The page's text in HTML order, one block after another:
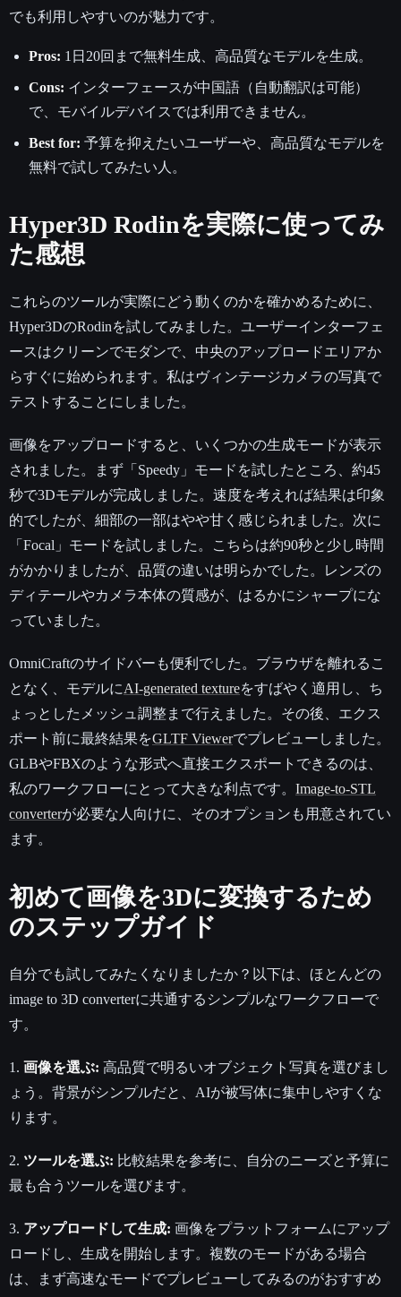
でも利用しやすいのが魅力です。
Pros: 1日20回まで無料生成、高品質なモデルを生成。
Cons: インターフェースが中国語（自動翻訳は可能）
で、モバイルデバイスでは利用できません。
Best for: 予算を抑えたいユーザーや、高品質なモデルを
無料で試してみたい人。
Hyper3D Rodinを実際に使ってみ
た感想
これらのツールが実際にどう動くのかを確かめるために、
Hyper3DのRodinを試してみました。ユーザーインターフェ
ースはクリーンでモダンで、中央のアップロードエリアか
らすぐに始められます。私はヴィンテージカメラの写真で
テストすることにしました。
画像をアップロードすると、いくつかの生成モードが表示
されました。まず「Speedy」モードを試したところ、約45
秒で3Dモデルが完成しました。速度を考えれば結果は印象
的でしたが、細部の一部はやや甘く感じられました。次に
「Focal」モードを試しました。こちらは約90秒と少し時間
がかかりましたが、品質の違いは明らかでした。レンズの
ディテールやカメラ本体の質感が、はるかにシャープにな
っていました。
OmniCraftのサイドバーも便利でした。ブラウザを離れるこ
となく、モデルにAI-generated textureをすばやく適用し、ち
ょっとしたメッシュ調整まで行えました。その後、エクス
ポート前に最終結果をGLTF Viewerでプレビューしました。
GLBやFBXのような形式へ直接エクスポートできるのは、
私のワークフローにとって大きな利点です。 Image-to-STL
converterが必要な人向けに、そのオプションも用意されてい
ます。
初めて画像を3Dに変換するため
のステップガイド
自分でも試してみたくなりましたか？以下は、ほとんどの
image to 3D converterに共通するシンプルなワークフローで
す。
1. 画像を選ぶ: 高品質で明るいオブジェクト写真を選びまし
ょう。背景がシンプルだと、AIが被写体に集中しやすくな
ります。
2. ツールを選ぶ: 比較結果を参考に、自分のニーズと予算に
最も合うツールを選びます。
3. アップロードして生成: 画像をプラットフォームにアップ
ロードし、生成を開始します。複数のモードがある場合
は、まず高速なモードでプレビューしてみるのがおすすめ